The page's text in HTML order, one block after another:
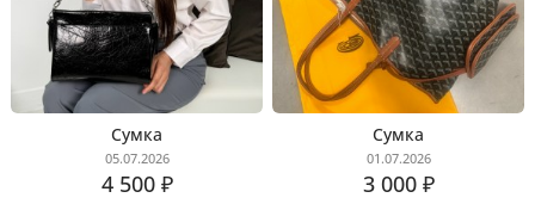
Сумка
05.07.2026
4 500 ₽
Сумка
01.07.2026
3 000 ₽